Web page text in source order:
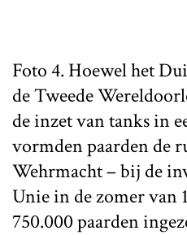
Foto 4. Hoewel het
de Tweede
de inzet van tanks in
vormden paarden de
Wehrmacht – bij de
Unie in de zomer van
750.000 paarden